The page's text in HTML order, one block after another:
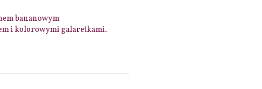
bananowym
i kolorowymi galaretkami.